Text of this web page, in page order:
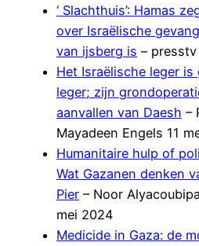
‘ Slachthuis’: Hamas
over Israëlische
van ijsberg is –
Het Israëlische leger
leger; zijn
aanvallen van Daesh –
Mayadeen Engels 11
Humanitaire hulp of
Wat Gazanen denken
Pier – Noor
mei 2024
Medicide in Gaza: de